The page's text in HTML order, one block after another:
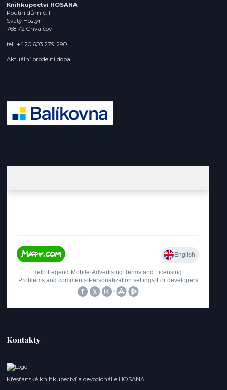
Knihkupectví HOSANA
Poutní dům č. 1
Svatý Hostýn
768 72 Chvalčov
tel.: +420 603 279 290
Aktuální prodejní doba
Kontakty
Křesťanské knihkupectví a devocionálie HOSANA